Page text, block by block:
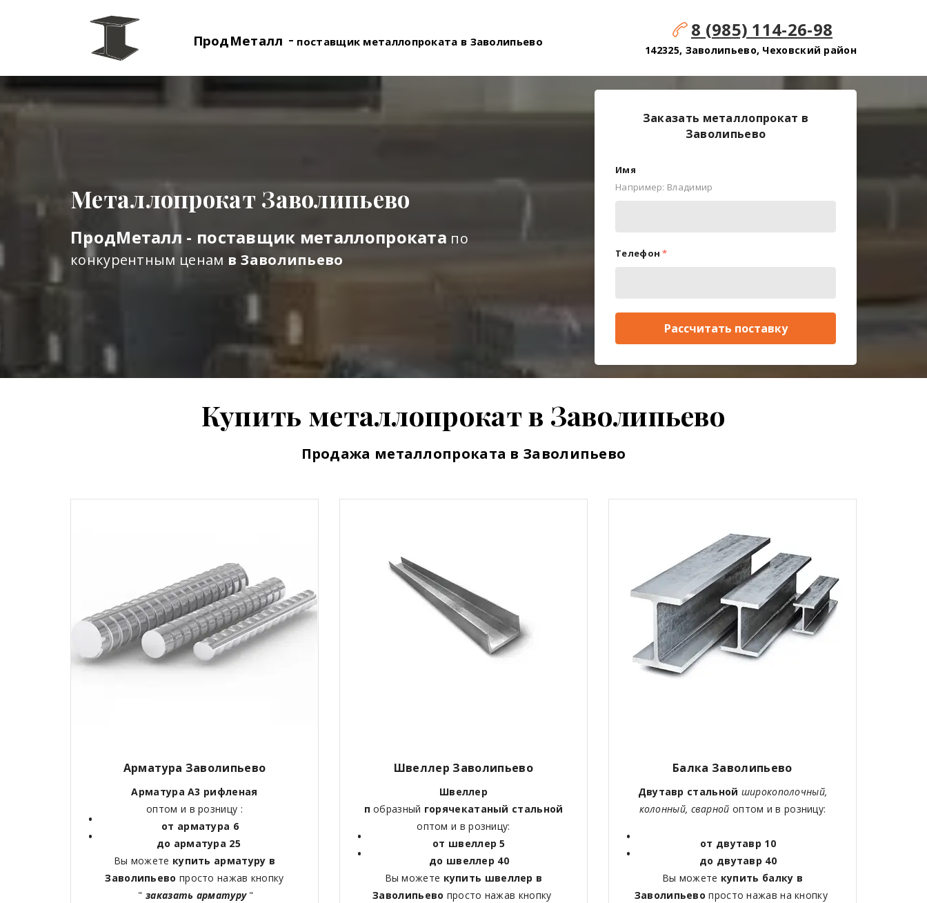
ПродМеталл - поставщик металлопроката в Заволипьево
8 (985) 114-26-98
142325, Заволипьево, Чеховский район
Металлопрокат Заволипьево
ПродМеталл - поставщик металлопроката по
конкурентным ценам в Заволипьево
Заказать металлопрокат в
Заволипьево
Имя
Например: Владимир
Телефон *
Рассчитать поставку
Купить металлопрокат в Заволипьево
Продажа металлопроката в Заволипьево
Арматура Заволипьево
Арматура А3 рифленая
оптом и в розницу :
от арматура 6
до арматура 25
Вы можете купить арматуру в
Заволипьево просто нажав кнопку
"заказать арматуру"
Швеллер Заволипьево
Швеллер
побразный горячекатаный стальной
оптом и в розницу:
от швеллер 5
до швеллер 40
Вы можете купить швеллер в
Заволипьево просто нажав кнопку
Балка Заволипьево
Двутавр стальной широкополочный,
колонный, сварной оптом и в розницу:
от двутавр 10
до двутавр 40
Вы можете купить балку в
Заволипьевопросто нажав на кнопку